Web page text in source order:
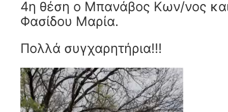
4η θέση ο Μπανάβος Κων/νος
Φασίδου Μαρία.
Πολλά συγχαρητήρια!!!
Πρόγραμμα
Αναπαραγωγής
Βίντεο